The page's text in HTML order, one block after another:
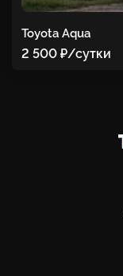
Toyota Aqua
2 500 ₽/сутки